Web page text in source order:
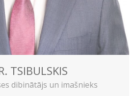
TSIBULSKIS
dibinātājs un imašnieks